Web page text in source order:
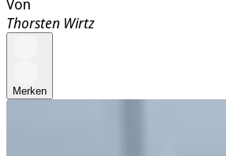
Von
Thorsten Wirtz
Merken